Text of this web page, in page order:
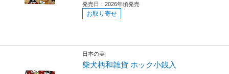
発売日：2026年頃発売
お取り寄せ
日本の美
柴犬柄和雑貨 ホック小銭入